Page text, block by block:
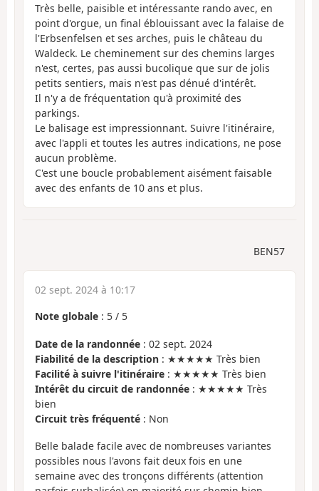
Très belle, paisible et intéressante rando avec, en
point d'orgue, un final éblouissant avec la falaise de
l'Erbsenfelsen et ses arches, puis le château du
Waldeck. Le cheminement sur des chemins larges
n'est, certes, pas aussi bucolique que sur de jolis
petits sentiers, mais n'est pas dénué d'intérêt.
Il n'y a de fréquentation qu'à proximité des
parkings.
Le balisage est impressionnant. Suivre l'itinéraire,
avec l'appli et toutes les autres indications, ne pose
aucun problème.
C'est une boucle probablement aisément faisable
avec des enfants de 10 ans et plus.
BEN57
02 sept. 2024 à 10:17
Note globale : 5 / 5
Date de la randonnée : 02 sept. 2024
Fiabilité de la description : ★★★★★ Très bien
Facilité à suivre l'itinéraire : ★★★★★ Très bien
Intérêt du circuit de randonnée : ★★★★★ Très
bien
Circuit très fréquenté : Non
Belle balade facile avec de nombreuses variantes
possibles nous l'avons fait deux fois en une
semaine avec des tronçons différents (attention